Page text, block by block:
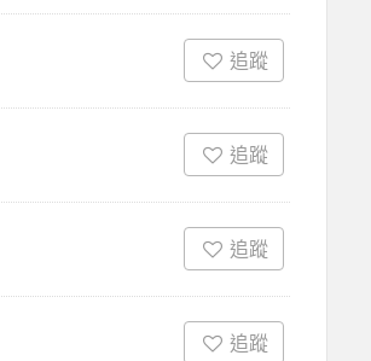
追蹤
追蹤
追蹤
追蹤